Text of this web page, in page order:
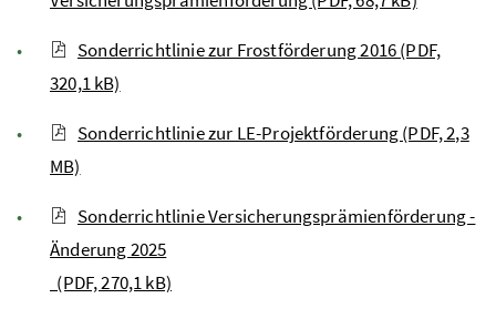
Sonderrichtlinie zur Frostförderung 2016 (PDF,
320,1 kB)
Sonderrichtlinie zur LE-Projektförderung (PDF, 2,3
MB)
Sonderrichtlinie Versicherungsprämienförderung -
Änderung 2025
(PDF, 270,1 kB)